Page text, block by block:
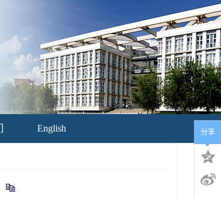
English 分享